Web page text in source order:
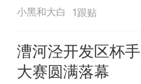
小黑和大白 1跟贴
漕河泾开发区杯
大赛圆满落幕